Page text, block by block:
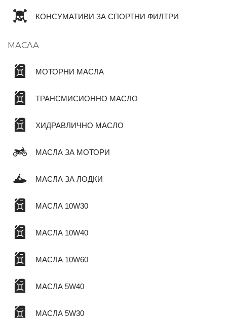
КОНСУМАТИВИ ЗА СПОРТНИ ФИЛТРИ
МАСЛА
МОТОРНИ МАСЛА
ТРАНСМИСИОННО МАСЛО
ХИДРАВЛИЧНО МАСЛО
МАСЛА ЗА МОТОРИ
МАСЛА ЗА ЛОДКИ
МАСЛА 10W30
МАСЛА 10W40
МАСЛА 10W60
МАСЛА 5W40
МАСЛА 5W30